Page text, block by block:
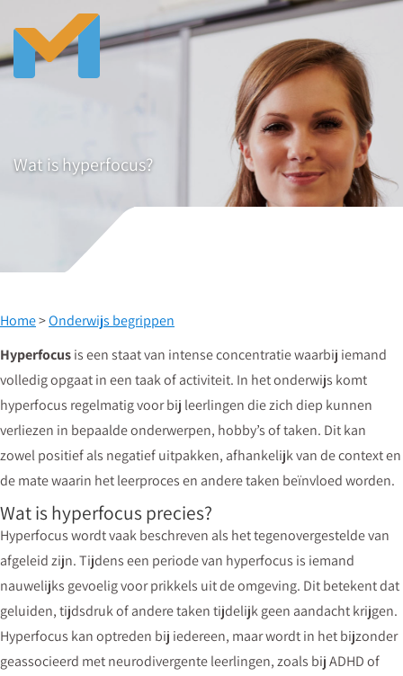
Wat is hyperfocus?
Home>Onderwijs begrippen
Hyperfocusis een staat van intense concentratie waarbij iemand
volledig opgaat in een taak of activiteit. In het onderwijs komt
hyperfocus regelmatig voor bij leerlingen die zich diep kunnen
verliezen in bepaalde onderwerpen, hobby’s of taken. Dit kan
zowel positief als negatief uitpakken, afhankelijk van de context en
de mate waarin het leerproces en andere taken beïnvloed worden.
Wat is hyperfocus precies?
Hyperfocus wordt vaak beschreven als het tegenovergestelde van
afgeleid zijn. Tijdens een periode van hyperfocus is iemand
nauwelijks gevoelig voor prikkels uit de omgeving. Dit betekent dat
geluiden, tijdsdruk of andere taken tijdelijk geen aandacht krijgen.
Hyperfocus kan optreden bij iedereen, maar wordt in het bijzonder
geassocieerd met neurodivergente leerlingen, zoals bij ADHD of